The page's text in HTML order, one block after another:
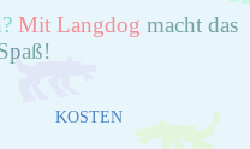
Mit Langdog macht das
KOSTEN